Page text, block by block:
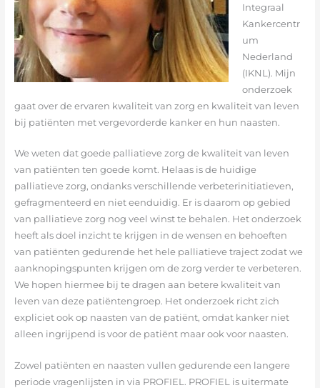
Integraal
Kankercentr
um
Nederland
(IKNL). Mijn
onderzoek
gaat over de ervaren kwaliteit van zorg en kwaliteit van leven
bij patiënten met vergevorderde kanker en hun naasten.
We weten dat goede palliatieve zorg de kwaliteit van leven
van patiënten ten goede komt. Helaas is de huidige
palliatieve zorg, ondanks verschillende verbeterinitiatieven,
gefragmenteerd en niet eenduidig. Er is daarom op gebied
van palliatieve zorg nog veel winst te behalen. Het onderzoek
heeft als doel inzicht te krijgen in de wensen en behoeften
van patiënten gedurende het hele palliatieve traject zodat we
aanknopingspunten krijgen om de zorg verder te verbeteren.
We hopen hiermee bij te dragen aan betere kwaliteit van
leven van deze patiëntengroep. Het onderzoek richt zich
expliciet ook op naasten van de patiënt, omdat kanker niet
alleen ingrijpend is voor de patiënt maar ook voor naasten.
Zowel patiënten en naasten vullen gedurende een langere
periode vragenlijsten in via PROFIEL. PROFIEL is uitermate